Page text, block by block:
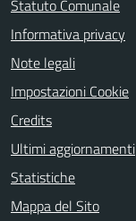
Statuto Comunale
Informativa privacy
Note legali
Impostazioni Cookie
Credits
Ultimi aggiornamenti
Statistiche
Mappa del Sito